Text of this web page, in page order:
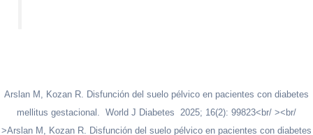
Arslan M, Kozan R. Disfunción del suelo pélvico en pacientes con diabetes
mellitus gestacional. World J Diabetes 2025; 16(2): 99823<br/ ><br/
>Arslan M, Kozan R. Disfunción del suelo pélvico en pacientes con diabetes